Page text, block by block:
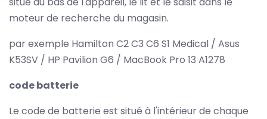
moteur de recherche du magasin.
par exemple Hamilton C2 C3 C6 S1 Medical / Asus
K53SV / HP Pavilion G6 / MacBook Pro 13 A1278
code batterie
Le code de batterie est situé à l'intérieur de chaque